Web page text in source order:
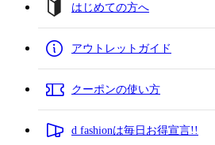
はじめての方へ
アウトレットガイド
クーポンの使い方
d fashionは毎日お得宣言!!